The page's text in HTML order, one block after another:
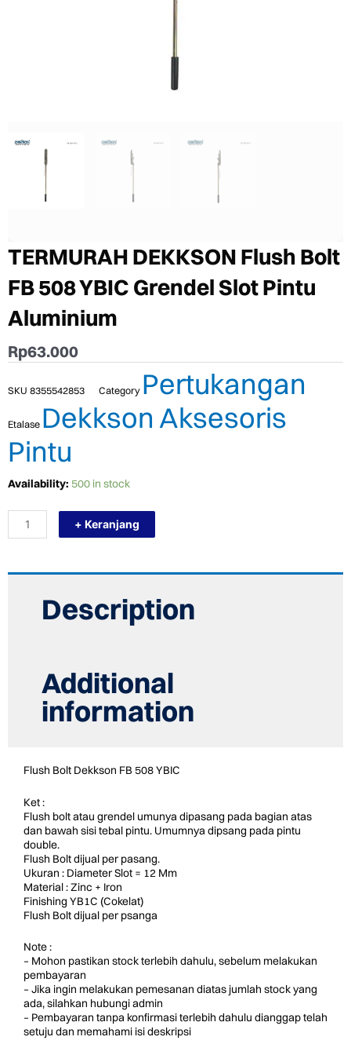
TERMURAH DEKKSON Flush Bolt
FB 508 YBIC Grendel Slot Pintu
Aluminium
Rp63.000
SKU 8355542853 Category Pertukangan
Etalase Dekkson Aksesoris
Pintu
Availability: 500 in stock
TERMURAH
Flush
FB
+ Keranjang
Description
Additional
information
Flush Bolt Dekkson FB 508 YBIC
Ket :
Flush bolt atau grendel umunya dipasang pada bagian atas
dan bawah sisi tebal pintu. Umumnya dipsang pada pintu
double.
Flush Bolt dijual per pasang.
Ukuran : Diameter Slot = 12 Mm
Material : Zinc + Iron
Finishing YB1C (Cokelat)
Flush Bolt dijual per psanga
Note :
– Mohon pastikan stock terlebih dahulu, sebelum melakukan
pembayaran
– Jika ingin melakukan pemesanan diatas jumlah stock yang
ada, silahkan hubungi admin
– Pembayaran tanpa konfirmasi terlebih dahulu dianggap telah
setuju dan memahami isi deskripsi